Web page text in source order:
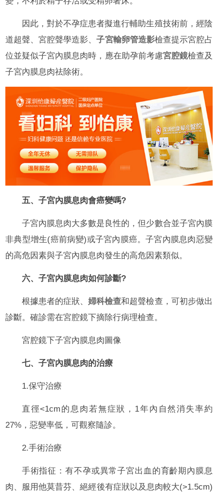
因此，對於不孕症患者擬進行輔助生殖技術前，經陰
道超聲、宮腔聲學造影、子宮輸卵管造影檢查提示宮腔占
位並疑似子宮內膜息肉時，應在助孕前考慮宮腔鏡檢查及
子宮內膜息肉祛除術。
五、子宮內膜息肉會癌變嗎?
子宮內膜息肉大多數是良性的，但少數合並子宮內膜
非典型增生(癌前病變)或子宮內膜癌。子宮內膜息肉惡變
的高危因素與子宮內膜息肉發生的高危因素類似。
六、子宮內膜息肉如何診斷?
根據患者的症狀、婦科檢查和超聲檢查，可初步做出
診斷。確診需在宮腔鏡下摘除行病理檢查。
宮腔鏡下子宮內膜息肉圖像
七、子宮內膜息肉的治療
1.保守治療
直徑<1cm的息肉若無症狀，1年內自然消失率約
27%，惡變率低，可觀察隨診。
2.手術治療
手術指征：有不孕或異常子宮出血的育齡期內膜息
肉、服用他莫昔芬、絕經後有症狀以及息肉較大(>1.5cm)